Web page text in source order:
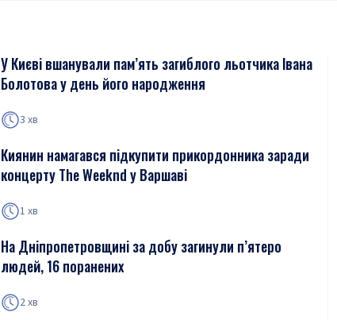
У Києві вшанували пам’ять загиблого льотчика Івана
Болотова у день його народження
3 хв
Киянин намагався підкупити прикордонника заради
концерту The Weeknd у Варшаві
1 хв
На Дніпропетровщині за добу загинули п’ятеро
людей, 16 поранених
2 хв